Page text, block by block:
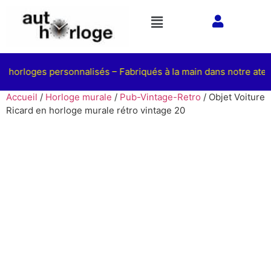
personnalisés – Fabriqués à la main dans notre
Accueil / Horloge murale / Pub-Vintage-Retro / Objet Voiture
Ricard en horloge murale rétro vintage 20